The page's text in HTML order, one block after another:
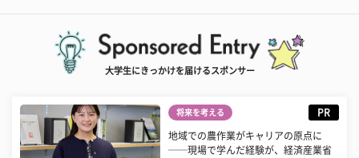
大学生にきっかけを届けるスポンサー
将来を考える PR
地域での農作業がキャリアの原点に
──現場で学んだ経験が、経済産業省